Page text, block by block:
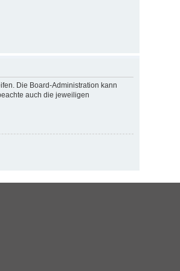
Die Board-Administration kann
auch die jeweiligen